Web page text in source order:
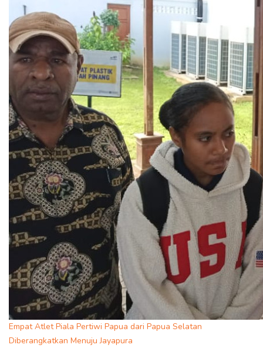
Empat Atlet Piala Pertiwi Papua dari Papua Selatan
Diberangkatkan Menuju Jayapura